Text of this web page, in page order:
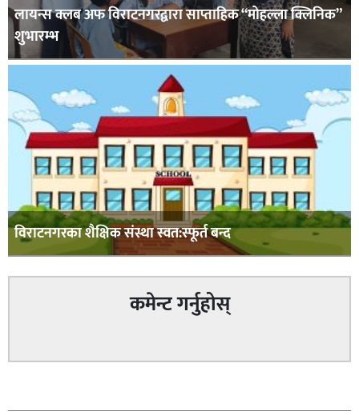
लायन्स क्लब अफ विराटनगरद्वारा साप्ताहिक “मोहल्ला क्लिनिक”
शुभारम्भ
विराटनगरका शैक्षिक संस्था स्वत:स्फूर्त बन्द
कमेन्ट गर्नुहोस्